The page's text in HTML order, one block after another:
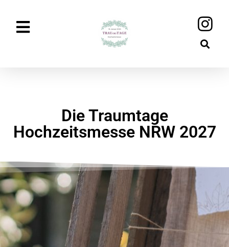
Die Traumtage
Hochzeitsmesse NRW 2027